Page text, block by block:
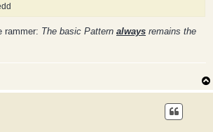
rammer: The basic Pattern always remains the